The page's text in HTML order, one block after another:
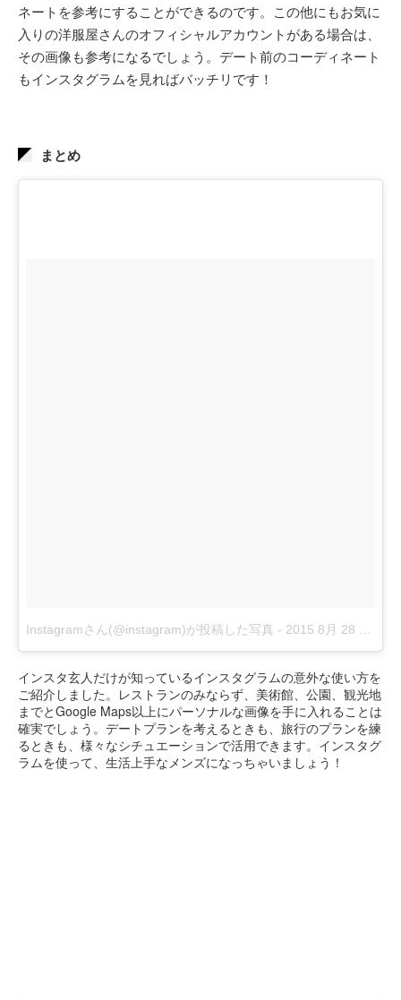
ネートを参考にすることができるのです。この他にもお気に
入りの洋服屋さんのオフィシャルアカウントがある場合は、
その画像も参考になるでしょう。デート前のコーディネート
もインスタグラムを見ればバッチリです！
まとめ
Instagramさん(@instagram)が投稿した写真 - 2015 8月 28 6:22午前 PDT
インスタ玄人だけが知っているインスタグラムの意外な使い方を
ご紹介しました。レストランのみならず、美術館、公園、観光地
までとGoogle Maps以上にパーソナルな画像を手に入れることは
確実でしょう。デートプランを考えるときも、旅行のプランを練
るときも、様々なシチュエーションで活用できます。インスタグ
ラムを使って、生活上手なメンズになっちゃいましょう！